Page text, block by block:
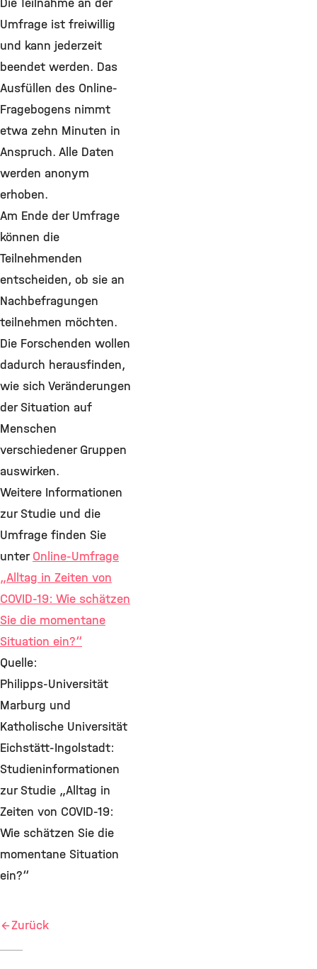
Umfrage ist freiwillig
und kann jederzeit
beendet werden. Das
Ausfüllen des Online-
Fragebogens nimmt
etwa zehn Minuten in
Anspruch. Alle Daten
werden anonym
erhoben.
Am Ende der Umfrage
können die
Teilnehmenden
entscheiden, ob sie an
Nachbefragungen
teilnehmen möchten.
Die Forschenden wollen
dadurch herausfinden,
wie sich Veränderungen
der Situation auf
Menschen
verschiedener Gruppen
auswirken.
Weitere Informationen
zur Studie und die
Umfrage finden Sie
unterOnline-Umfrage
„Alltag in Zeiten von
COVID-19: Wie schätzen
Sie die momentane
Situation ein?“
Quelle:
Philipps-Universität
Marburg und
Katholische Universität
Eichstätt-Ingolstadt:
Studieninformationen
zur Studie „Alltag in
Zeiten von COVID-19:
Wie schätzen Sie die
momentane Situation
ein?“
Zurück